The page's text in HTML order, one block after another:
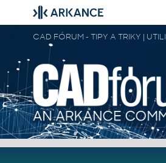
CAD FÓRUM - TIPY A TRIKY |